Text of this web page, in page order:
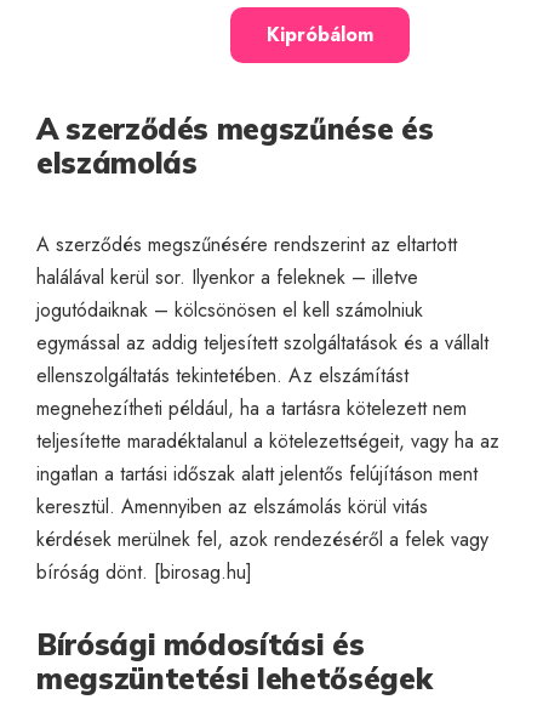
Kipróbálom
A szerződés megszűnése és
elszámolás
A szerződés megszűnésére rendszerint az eltartott
halálával kerül sor. Ilyenkor a feleknek – illetve
jogutódaiknak – kölcsönösen el kell számolniuk
egymással az addig teljesített szolgáltatások és a vállalt
ellenszolgáltatás tekintetében. Az elszámítást
megnehezítheti például, ha a tartásra kötelezett nem
teljesítette maradéktalanul a kötelezettségeit, vagy ha az
ingatlan a tartási időszak alatt jelentős felújításon ment
keresztül. Amennyiben az elszámolás körül vitás
kérdések merülnek fel, azok rendezéséről a felek vagy
bíróság dönt. [birosag.hu]
Bírósági módosítási és
megszüntetési lehetőségek